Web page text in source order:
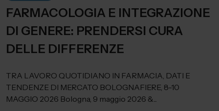
FARMACOLOGIA E INTEGRAZIONE
DI GENERE: PRENDERSI CURA
DELLE DIFFERENZE
TRA LAVORO QUOTIDIANO IN FARMACIA, DATI E
TENDENZE DI MERCATO BOLOGNAFIERE, 8-10
MAGGIO 2026 Bologna, 9 maggio 2026 &...